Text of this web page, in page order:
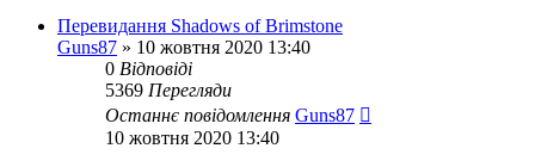
Перевидання Shadows of Brimstone
Guns87 » 10 жовтня 2020 13:40
0 Відповіді
5369 Перегляди
Останнє повідомлення Guns87
10 жовтня 2020 13:40